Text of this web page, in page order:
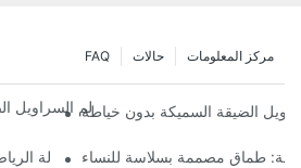
مركز المعلومات حالات FAQ
غيّر قواعد اللعبة: استكشاف عالم السراويل
الضيقة السميكة بدون خياطة
الدليل النهائي للعثور على طماق الصالة
طماق مصممة بسلاسة للنساء